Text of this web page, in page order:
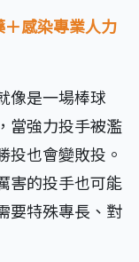
感染專業人力
像是一場棒球
當強力投手被濫
投也會變敗投。
害的投手也可能
要特殊專長、對